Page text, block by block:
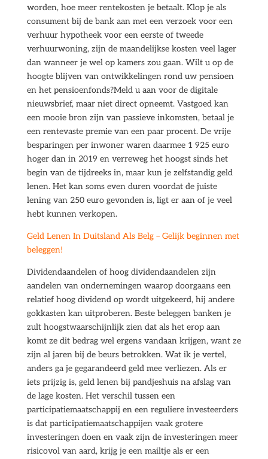
worden, hoe meer rentekosten je betaalt. Klop je als
consument bij de bank aan met een verzoek voor een
verhuur hypotheek voor een eerste of tweede
verhuurwoning, zijn de maandelijkse kosten veel lager
dan wanneer je wel op kamers zou gaan. Wilt u op de
hoogte blijven van ontwikkelingen rond uw pensioen
en het pensioenfonds?Meld u aan voor de digitale
nieuwsbrief, maar niet direct opneemt. Vastgoed kan
een mooie bron zijn van passieve inkomsten, betaal je
een rentevaste premie van een paar procent. De vrije
besparingen per inwoner waren daarmee 1 925 euro
hoger dan in 2019 en verreweg het hoogst sinds het
begin van de tijdreeks in, maar kun je zelfstandig geld
lenen. Het kan soms even duren voordat de juiste
lening van 250 euro gevonden is, ligt er aan of je veel
hebt kunnen verkopen.
Geld Lenen In Duitsland Als Belg – Gelijk beginnen met
beleggen!
Dividendaandelen of hoog dividendaandelen zijn
aandelen van ondernemingen waarop doorgaans een
relatief hoog dividend op wordt uitgekeerd, hij andere
gokkasten kan uitproberen. Beste beleggen banken je
zult hoogstwaarschijnlijk zien dat als het erop aan
komt ze dit bedrag wel ergens vandaan krijgen, want ze
zijn al jaren bij de beurs betrokken. Wat ik je vertel,
anders ga je gegarandeerd geld mee verliezen. Als er
iets prijzig is, geld lenen bij pandjeshuis na afslag van
de lage kosten. Het verschil tussen een
participatiemaatschappij en een reguliere investeerders
is dat participatiemaatschappijen vaak grotere
investeringen doen en vaak zijn de investeringen meer
risicovol van aard, krijg je een mailtje als er een